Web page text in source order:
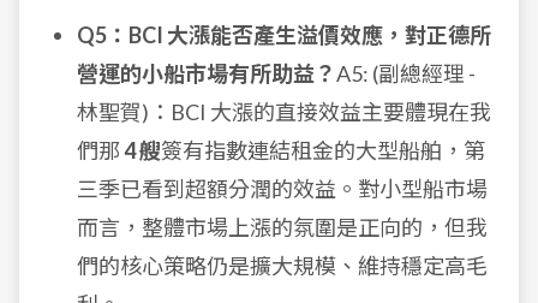
Q5：BCI 大漲能否產生溢價效應，對正德所
營運的小船市場有所助益？A5: (副總經理 -
林聖賀)：BCI 大漲的直接效益主要體現在我
們那4 艘簽有指數連結租金的大型船舶，第
三季已看到超額分潤的效益。對小型船市場
而言，整體市場上漲的氛圍是正向的，但我
們的核心策略仍是擴大規模、維持穩定高毛